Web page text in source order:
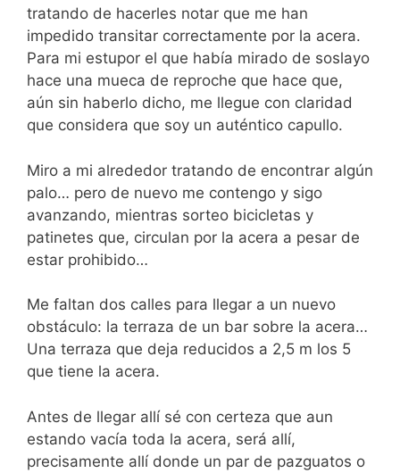
tratando de hacerles notar que me han
impedido transitar correctamente por la acera.
Para mi estupor el que había mirado de soslayo
hace una mueca de reproche que hace que,
aún sin haberlo dicho, me llegue con claridad
que considera que soy un auténtico capullo.
Miro a mi alrededor tratando de encontrar algún
palo… pero de nuevo me contengo y sigo
avanzando, mientras sorteo bicicletas y
patinetes que, circulan por la acera a pesar de
estar prohibido…
Me faltan dos calles para llegar a un nuevo
obstáculo: la terraza de un bar sobre la acera…
Una terraza que deja reducidos a 2,5 m los 5
que tiene la acera.
Antes de llegar allí sé con certeza que aun
estando vacía toda la acera, será allí,
precisamente allí donde un par de pazguatos o